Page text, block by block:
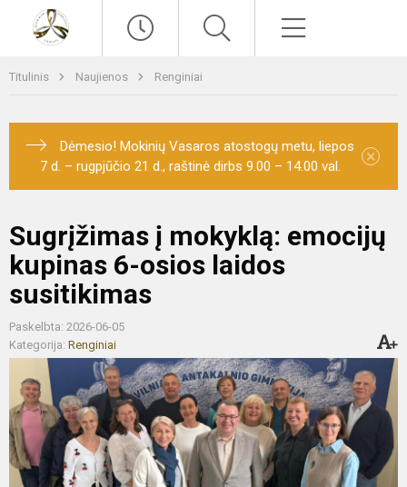
Titulinis Naujienos Renginiai
Dėmesio! Mokinių Vasaros atostogų metu, liepos
7 d. – rugpjūčio 21 d., raštinė dirbs 9.00 – 14.00 val.
×
Sugrįžimas į mokyklą: emocijų
kupinas 6-osios laidos
susitikimas
Paskelbta: 2026-06-05
Kategorija: Renginiai